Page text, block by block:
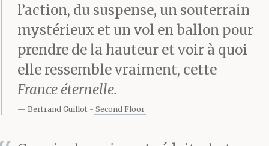
l’action, du suspense, un souterrain
mystérieux et un vol en ballon pour
prendre de la hauteur et voir à quoi
elle ressemble vraiment, cette
France éternelle.
Bertrand Guillot Second Floor